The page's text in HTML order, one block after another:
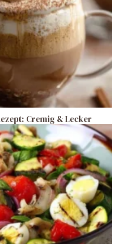
Cremig & Lecker